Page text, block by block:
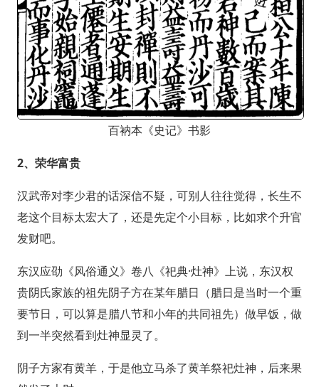
百衲本《史记》书影
2、荣华富贵
汉武帝对李少君的话深信不疑，可别人往往觉得，长生不
老这个目标太宏大了，还是先定个小目标，比如求个升官
发财吧。
东汉应劭《风俗通义》卷八《祀典·灶神》上说，东汉权
贵阴氏家族的祖先阴子方在某年腊日（腊日是当时一个重
要节日，可以算是腊八节和小年的共同祖先）做早饭，做
到一半突然看到灶神显灵了。
阴子方家有黄羊，于是他立马杀了黄羊祭祀灶神，后来果